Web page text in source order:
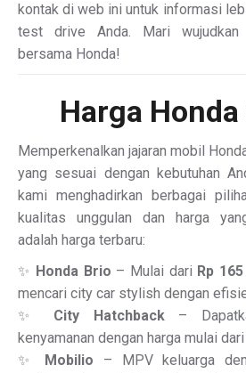
kontak di web ini untuk informasi
test drive Anda. Mari wujudkan
bersama Honda!
Harga
Memperkenalkan jajaran mobil
yang sesuai dengan kebutuhan
kami menghadirkan berbagai
kualitas unggulan dan harga
adalah harga terbaru:
✨ Honda Brio – Mulai dari Rp
mencari city car stylish dengan
✨ City Hatchback–
kenyamanan dengan harga mulai dari
✨ Mobilio – MPV keluarga